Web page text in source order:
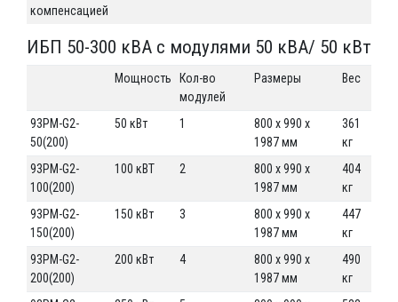
компенсацией
ИБП 50-300 кВА с модулями 50 кВА/ 50 кВт
Мощность
Кол-во
модулей
Размеры Вес
93PM-G2-
50(200)
50 кВт 1
800 x 990 x
1987 мм
361
кг
93PM-G2-
100(200)
100 кВТ 2
800 x 990 x
1987 мм
404
кг
93PM-G2-
150(200)
150 кВт 3
800 x 990 x
1987 мм
447
кг
93PM-G2-
200(200)
200 кВт 4
800 x 990 x
1987 мм
490
кг